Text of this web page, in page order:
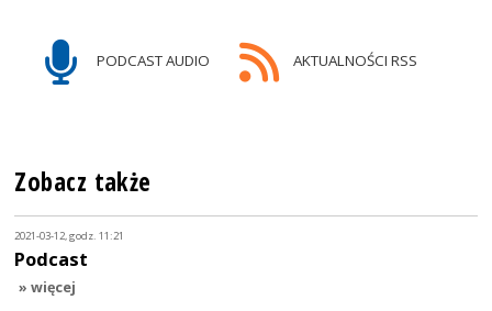
PODCAST AUDIO AKTUALNOŚCI RSS
Zobacz także
2021-03-12, godz. 11:21
Podcast
» więcej